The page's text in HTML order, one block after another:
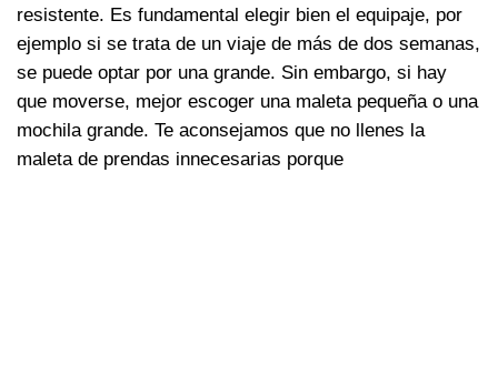
resistente. Es fundamental elegir bien el equipaje, por
ejemplo si se trata de un viaje de más de dos semanas,
se puede optar por una grande. Sin embargo, si hay
que moverse, mejor escoger una maleta pequeña o una
mochila grande. Te aconsejamos que no llenes la
maleta de prendas innecesarias porque